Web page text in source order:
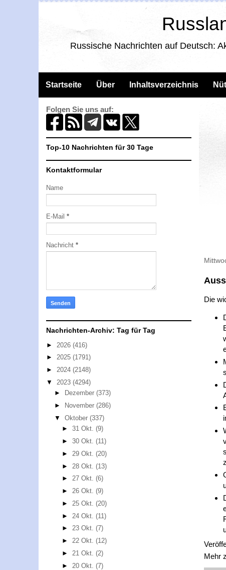
Russische Nachrichten auf Deutsch:
Startseite Über Inhaltsverzeichnis
Die
Mehr
Folgen Sie uns auf:
Top-10 Nachrichten für 30 Tage
Kontaktformular
Name
E-Mail *
Nachricht *
Nachrichten-Archiv: Tag für Tag
► 2026 (416)
► 2025 (1791)
► 2024 (2148)
▼ 2023 (4294)
►
Dezember (373)
►
November (286)
▼ Oktober (337)
►31 Okt.(9)
►30 Okt.(11)
► 29 Okt.(20)
► 28 Okt.(13)
►27 Okt.(6)
►26 Okt.(9)
► 25 Okt.(20)
► 24 Okt.(11)
►23 Okt.(7)
►22 Okt.(12)
► 21 Okt.(2)
► 20 Okt.(7)